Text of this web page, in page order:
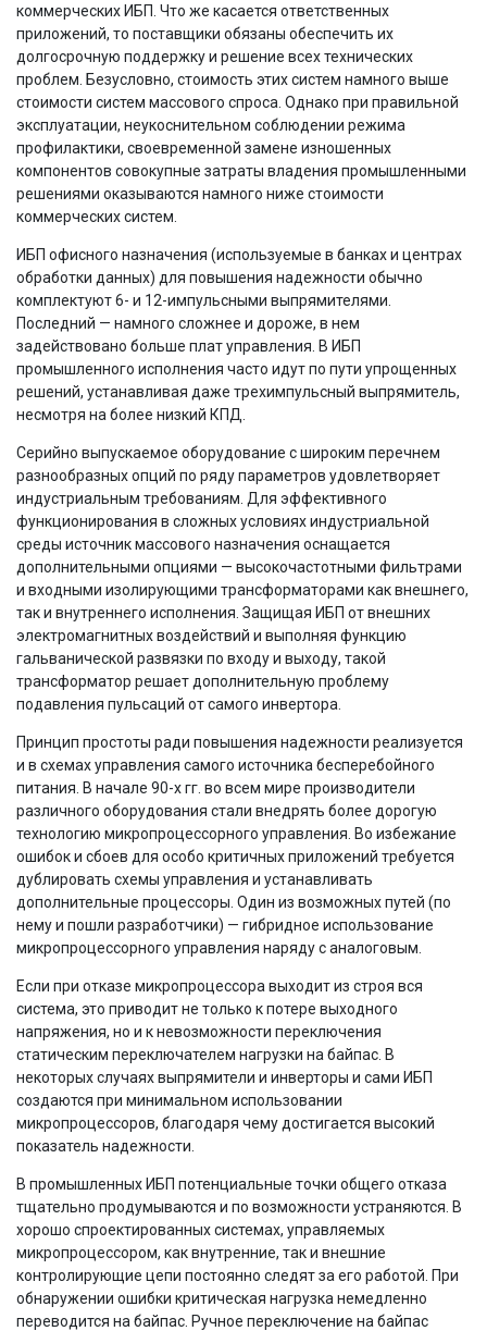
коммерческих ИБП. Что же касается ответственных
приложений, то поставщики обязаны обеспечить их
долгосрочную поддержку и решение всех технических
проблем. Безусловно, стоимость этих систем намного выше
стоимости систем массового спроса. Однако при правильной
эксплуатации, неукоснительном соблюдении режима
профилактики, своевременной замене изношенных
компонентов совокупные затраты владения промышленными
решениями оказываются намного ниже стоимости
коммерческих систем.
ИБП офисного назначения (используемые в банках и центрах
обработки данных) для повышения надежности обычно
комплектуют 6- и 12-импульсными выпрямителями.
Последний — намного сложнее и дороже, в нем
задействовано больше плат управления. В ИБП
промышленного исполнения часто идут по пути упрощенных
решений, устанавливая даже трехимпульсный выпрямитель,
несмотря на более низкий КПД.
Серийно выпускаемое оборудование с широким перечнем
разнообразных опций по ряду параметров удовлетворяет
индустриальным требованиям. Для эффективного
функционирования в сложных условиях индустриальной
среды источник массового назначения оснащается
дополнительными опциями — высокочастотными фильтрами
и входными изолирующими трансформаторами как внешнего,
так и внутреннего исполнения. Защищая ИБП от внешних
электромагнитных воздействий и выполняя функцию
гальванической развязки по входу и выходу, такой
трансформатор решает дополнительную проблему
подавления пульсаций от самого инвертора.
Принцип простоты ради повышения надежности реализуется
и в схемах управления самого источника бесперебойного
питания. В начале 90-х гг. во всем мире производители
различного оборудования стали внедрять более дорогую
технологию микропроцессорного управления. Во избежание
ошибок и сбоев для особо критичных приложений требуется
дублировать схемы управления и устанавливать
дополнительные процессоры. Один из возможных путей (по
нему и пошли разработчики) — гибридное использование
микропроцессорного управления наряду с аналоговым.
Если при отказе микропроцессора выходит из строя вся
система, это приводит не только к потере выходного
напряжения, но и к невозможности переключения
статическим переключателем нагрузки на байпас. В
некоторых случаях выпрямители и инверторы и сами ИБП
создаются при минимальном использовании
микропроцессоров, благодаря чему достигается высокий
показатель надежности.
В промышленных ИБП потенциальные точки общего отказа
тщательно продумываются и по возможности устраняются. В
хорошо спроектированных системах, управляемых
микропроцессором, как внутренние, так и внешние
контролирующие цепи постоянно следят за его работой. При
обнаружении ошибки критическая нагрузка немедленно
переводится на байпас. Ручное переключение на байпас